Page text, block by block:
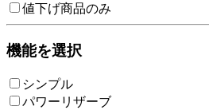
値下げ商品のみ
機能を選択
シンプル
パワーリザーブ